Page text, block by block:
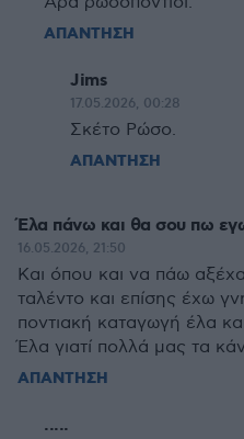
ΑΠΑΝΤΗΣΗ
Jims
17.05.2026, 00:28
Σκέτο Ρώσο.
ΑΠΑΝΤΗΣΗ
Έλα πάνω και θα σου πω
16.05.2026, 21:50
Και όπου και να πάω
ταλέντο και επίσης έχω
ποντιακή καταγωγή έλα
Έλα γιατί πολλά μας τα
ΑΠΑΝΤΗΣΗ
.....